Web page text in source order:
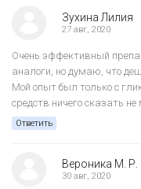
Зухина Лилия
27 авг, 2020
Очень эффективный
аналоги, но думаю, что
Мой опыт был только с
средств ничего сказать не
Ответить
Вероника М. Р.
30 авг, 2020